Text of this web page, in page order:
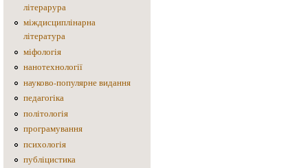
літерарура
міждисциплінарна
література
міфологія
нанотехнології
науково-популярне видання
педагогіка
політологія
програмування
психологія
публіцистика